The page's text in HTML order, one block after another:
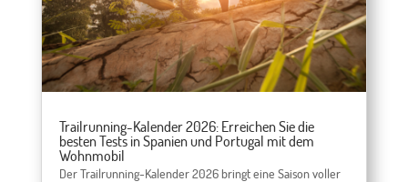
Trailrunning-Kalender 2026: Erreichen Sie die
besten Tests in Spanien und Portugal mit dem
Wohnmobil
Der Trailrunning-Kalender 2026 bringt eine Saison voller